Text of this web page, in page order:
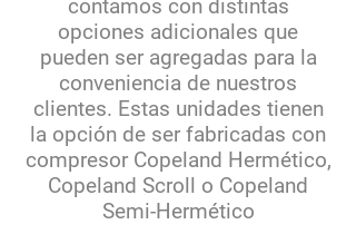
contamos con distintas
opciones adicionales que
pueden ser agregadas para la
conveniencia de nuestros
clientes. Estas unidades tienen
la opción de ser fabricadas con
compresor Copeland Hermético,
Copeland Scroll o Copeland
Semi-Hermético